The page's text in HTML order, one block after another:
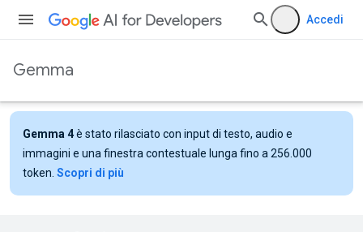
Accedi
Gemma
Gemma 4è stato rilasciato con input di testo, audio e
immagini e una finestra contestuale lunga fino a 256.000
token. Scopri di più